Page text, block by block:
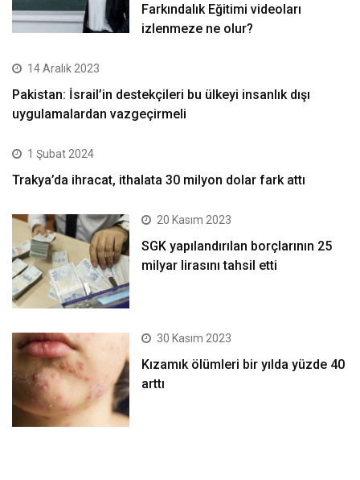
Farkındalık Eğitimi videoları
izlenmeze ne olur?
14 Aralık 2023
Pakistan: İsrail’in destekçileri bu ülkeyi insanlık dışı
uygulamalardan vazgeçirmeli
1 Şubat 2024
Trakya’da ihracat, ithalata 30 milyon dolar fark attı
20 Kasım 2023
SGK yapılandırılan borçlarının 25
milyar lirasını tahsil etti
30 Kasım 2023
Kızamık ölümleri bir yılda yüzde 40
arttı